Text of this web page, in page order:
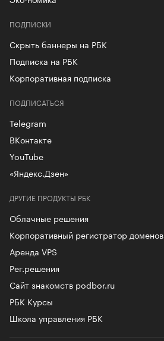
ПОДПИСКИ
Скрыть баннеры на РБК
Подписка на РБК
Корпоративная подписка
ДРУГИЕ ПРОДУКТЫ РБК
Облачные решения
Корпоративный регистратор доменов
Аренда VPS
Рег.решения
Сайт знакомств podbor.ru
РБК Курсы
Школа управления РБК
ПОДПИСАТЬСЯ
Telegram
ВКонтакте
YouTube
«Яндекс.Дзен»